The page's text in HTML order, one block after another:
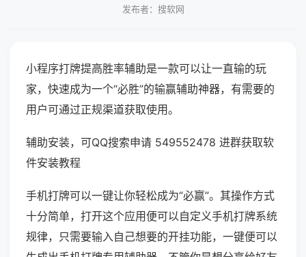
发布者：搜软网
小程序打牌提高胜率辅助是一款可以让一直输的玩
家，快速成为一个“必胜”的输赢辅助神器，有需要的
用户可通过正规渠道获取使用。
辅助安装，可QQ搜索申请 549552478 进群获取软
件安装教程
手机打牌可以一键让你轻松成为“必赢”。其操作方式
十分简单，打开这个应用便可以自定义手机打牌系统
规律，只需要输入自己想要的开挂功能，一键便可以